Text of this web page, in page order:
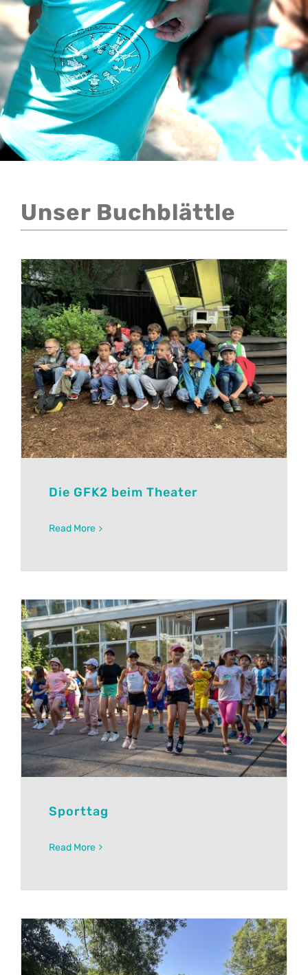
Kontakt
Unser Buchblättle
Die GFK2 beim Theater
Read More
Sporttag
Read More